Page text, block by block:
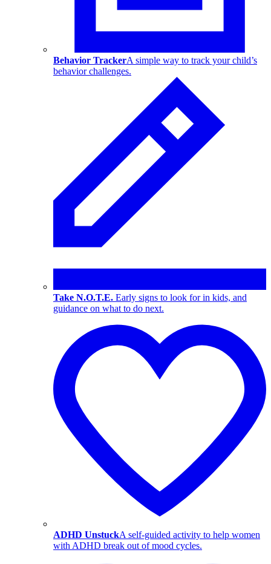
Behavior TrackerA simple way to track your child’s
behavior challenges.
Take N.O.T.E. Early signs to look for in kids, and
guidance on what to do next.
ADHD UnstuckA self-guided activity to help women
with ADHD break out of mood cycles.